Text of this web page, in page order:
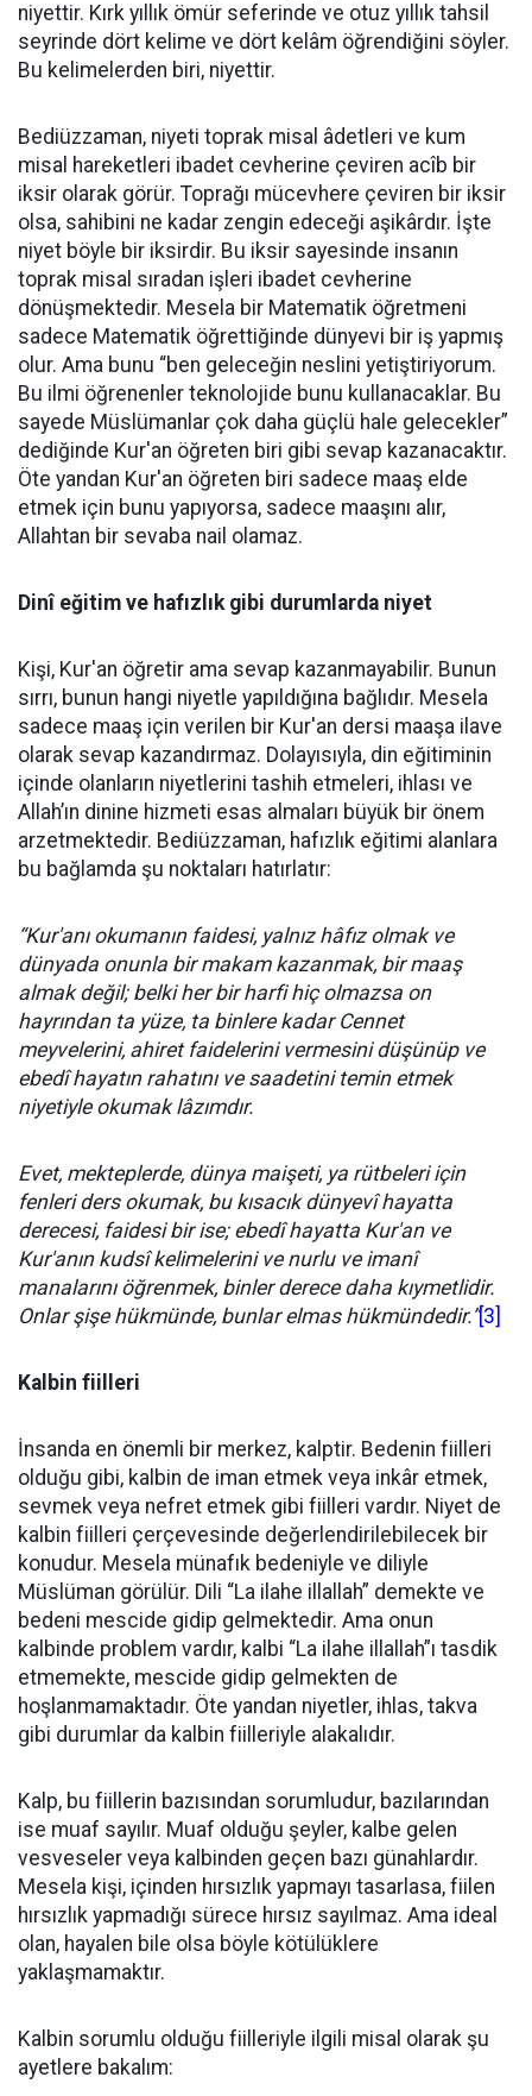
niyettir. Kırk yıllık ömür seferinde ve otuz yıllık tahsil
seyrinde dört kelime ve dört kelâm öğrendiğini söyler.
Bu kelimelerden biri, niyettir.
Bediüzzaman, niyeti toprak misal âdetleri ve kum
misal hareketleri ibadet cevherine çeviren acîb bir
iksir olarak görür. Toprağı mücevhere çeviren bir iksir
olsa, sahibini ne kadar zengin edeceği aşikârdır. İşte
niyet böyle bir iksirdir. Bu iksir sayesinde insanın
toprak misal sıradan işleri ibadet cevherine
dönüşmektedir. Mesela bir Matematik öğretmeni
sadece Matematik öğrettiğinde dünyevi bir iş yapmış
olur. Ama bunu “ben geleceğin neslini yetiştiriyorum.
Bu ilmi öğrenenler teknolojide bunu kullanacaklar. Bu
sayede Müslümanlar çok daha güçlü hale gelecekler”
dediğinde Kur'an öğreten biri gibi sevap kazanacaktır.
Öte yandan Kur'an öğreten biri sadece maaş elde
etmek için bunu yapıyorsa, sadece maaşını alır,
Allahtan bir sevaba nail olamaz.
Dinî eğitim ve hafızlık gibi durumlarda niyet
Kişi, Kur'an öğretir ama sevap kazanmayabilir. Bunun
sırrı, bunun hangi niyetle yapıldığına bağlıdır. Mesela
sadece maaş için verilen bir Kur'an dersi maaşa ilave
olarak sevap kazandırmaz. Dolayısıyla, din eğitiminin
içinde olanların niyetlerini tashih etmeleri, ihlası ve
Allah’ın dinine hizmeti esas almaları büyük bir önem
arzetmektedir. Bediüzzaman, hafızlık eğitimi alanlara
bu bağlamda şu noktaları hatırlatır:
“Kur'anı okumanın faidesi, yalnız hâfız olmak ve
dünyada onunla bir makam kazanmak, bir maaş
almak değil; belki her bir harfi hiç olmazsa on
hayrından ta yüze, ta binlere kadar Cennet
meyvelerini, ahiret faidelerini vermesini düşünüp ve
ebedî hayatın rahatını ve saadetini temin etmek
niyetiyle okumak lâzımdır.
Evet, mekteplerde, dünya maişeti, ya rütbeleri için
fenleri ders okumak, bu kısacık dünyevî hayatta
derecesi, faidesi bir ise; ebedî hayatta Kur'an ve
Kur'anın kudsî kelimelerini ve nurlu ve imanî
manalarını öğrenmek, binler derece daha kıymetlidir.
Onlar şişe hükmünde, bunlar elmas hükmündedir.”[3]
Kalbin fiilleri
İnsanda en önemli bir merkez, kalptir. Bedenin fiilleri
olduğu gibi, kalbin de iman etmek veya inkâr etmek,
sevmek veya nefret etmek gibi fiilleri vardır. Niyet de
kalbin fiilleri çerçevesinde değerlendirilebilecek bir
konudur. Mesela münafık bedeniyle ve diliyle
Müslüman görülür. Dili “La ilahe illallah” demekte ve
bedeni mescide gidip gelmektedir. Ama onun
kalbinde problem vardır, kalbi “La ilahe illallah”ı tasdik
etmemekte, mescide gidip gelmekten de
hoşlanmamaktadır. Öte yandan niyetler, ihlas, takva
gibi durumlar da kalbin fiilleriyle alakalıdır.
Kalp, bu fiillerin bazısından sorumludur, bazılarından
ise muaf sayılır. Muaf olduğu şeyler, kalbe gelen
vesveseler veya kalbinden geçen bazı günahlardır.
Mesela kişi, içinden hırsızlık yapmayı tasarlasa, fiilen
hırsızlık yapmadığı sürece hırsız sayılmaz. Ama ideal
olan, hayalen bile olsa böyle kötülüklere
yaklaşmamaktır.
Kalbin sorumlu olduğu fiilleriyle ilgili misal olarak şu
ayetlere bakalım: